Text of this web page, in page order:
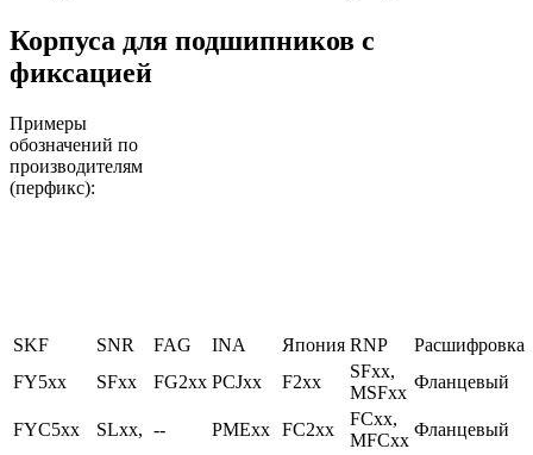
Корпуса для подшипников с
фиксацией
Примеры
обозначений по
производителям
(перфикс):
SKF SNR FAG INA Япония RNP
Расшифровка
FY5xx
SFxx FG2xx PCJxx F2xx
SFxx,
MSFxx
Фланцевый
FYC5xx SLxx, -- PMExx FC2xx
FCxx,
MFCxx
Фланцевый